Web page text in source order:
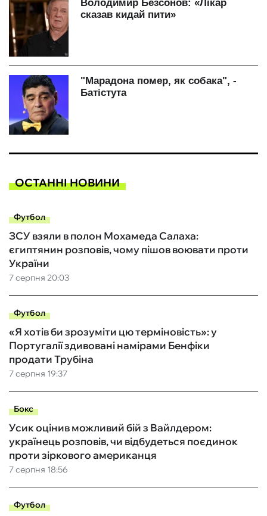
ОСТАННІ НОВИНИ
Футбол
7 серпня 20:03
ЗСУ взяли в полон Мохамеда Салаха:
єгиптянин розповів, чому пішов воювати проти
України
Футбол
7 серпня 19:37
«Я хотів би зрозуміти цю терміновість»: у
Португалії здивовані намірами Бенфіки
продати Трубіна
Бокс
7 серпня 18:56
Усик оцінив можливий бій з Вайлдером:
українець розповів, чи відбудеться поєдинок
проти зіркового американця
Футбол